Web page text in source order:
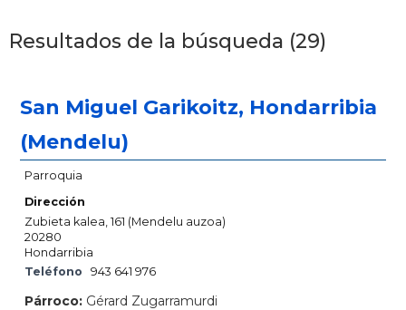
Resultados de la búsqueda (29)
San Miguel Garikoitz, Hondarribia
(Mendelu)
Parroquia
Dirección
Zubieta kalea, 161 (Mendelu auzoa)
20280
Hondarribia
Teléfono
943 641 976
Párroco: Gérard Zugarramurdi